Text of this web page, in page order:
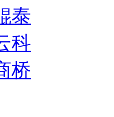
泰
科
桥